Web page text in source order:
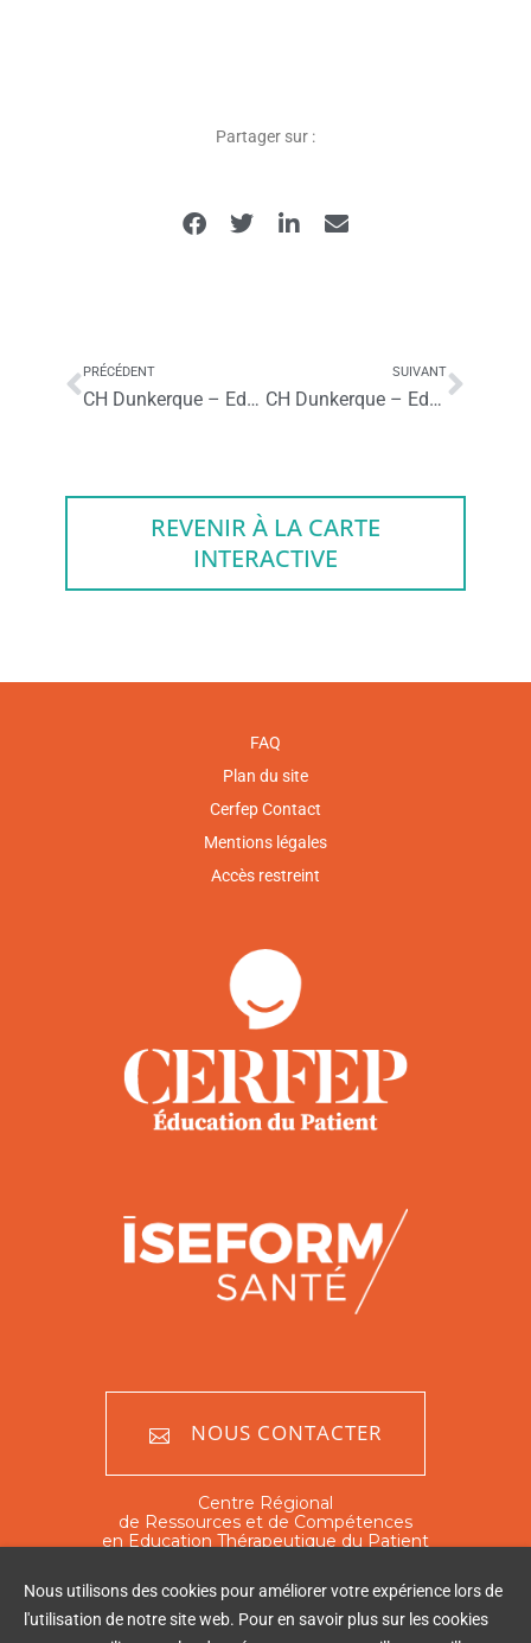
Partager sur :
PRÉCÉDENT
CH Dunkerque – Education thérapeutique des patients de pédiatrie et de leurs parents à la prise en charge du diabète de type 1
SUIVANT
CH Dunkerque – Education thérapeutique du patient ayant une sclérose en plaques : programme ED’SEP
REVENIR À LA CARTE
INTERACTIVE
FAQ
Plan du site
Cerfep Contact
Mentions légales
Accès restreint
NOUS CONTACTER
Centre Régional
de Ressources et de Compétences
en Education Thérapeutique du Patient
351 rue Ambroise Paré
Nous utilisons des cookies pour améliorer votre expérience lors de
l'utilisation de notre site web. Pour en savoir plus sur les cookies